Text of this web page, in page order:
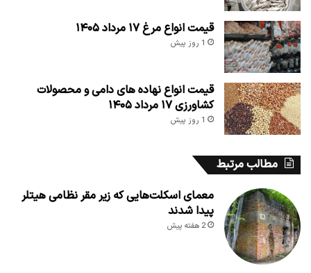
قیمت انواع مرغ ۱۷ مرداد ۱۴۰۵
1 روز پیش
قیمت انواع نهاده های دامی و محصولات
کشاورزی ۱۷ مرداد ۱۴۰۵
1 روز پیش
مطالب مرتبط
معمای اسکلت‌هایی که زیر مقر نظامی هیتلر
پیدا شدند
2 هفته پیش